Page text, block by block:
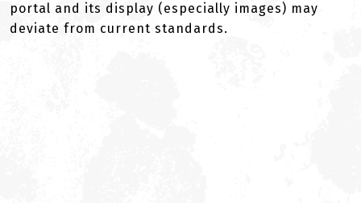
portal and its display (especially images) may
deviate from current standards.